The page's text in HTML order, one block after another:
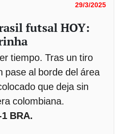
29/3/2025
futsal HOY:
tiempo. Tras un tiro
pase al borde del área
que deja sin
colombiana.
BRA.